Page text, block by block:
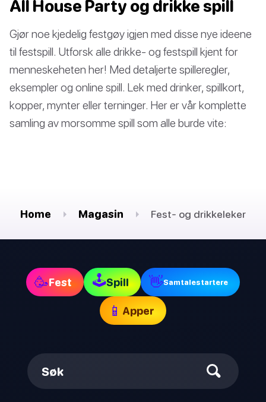
All House Party og drikke spill
Gjør noe kjedelig festgøy igjen med disse nye ideene
til festspill. Utforsk alle drikke- og festspill kjent for
menneskeheten her! Med detaljerte spilleregler,
eksempler og online spill. Lek med drinker, spillkort,
kopper, mynter eller terninger. Her er vår komplette
samling av morsomme spill som alle burde vite:
Home Magasin Fest- og drikkeleker
🥳Fest 🕹Spill 👋Samtalestartere
📱 Apper
Søk